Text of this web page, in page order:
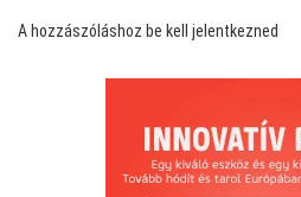
A hozzászóláshoz be kell jelentkezned